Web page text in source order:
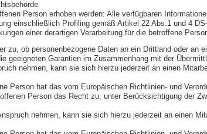
Person erhoben werden: Alle verfügbaren
einschließlich Profiling gemäß Artikel 22 Abs.1 und 4
einer derartigen Verarbeitung für die betroffene
zu, ob personenbezogene Daten an ein Drittland oder
geeigneten Garantien im Zusammenhang mit der
nehmen, kann sie sich hierzu jederzeit an einen
Person hat das vom Europäischen Richtlinien- und
Person das Recht zu, unter Berücksichtigung der
nehmen, kann sie sich hierzu jederzeit an einen